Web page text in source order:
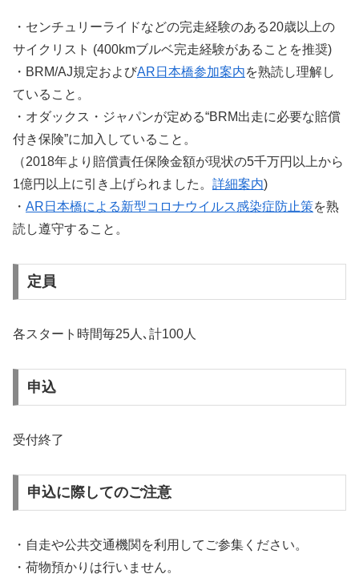
・センチュリーライドなどの完走経験のある20歳以上の
サイクリスト (400kmブルベ完走経験があることを推奨)
・BRM/AJ規定およびAR日本橋参加案内を熟読し理解し
ていること。
・オダックス・ジャパンが定める“BRM出走に必要な賠償
付き保険”に加入していること。
（2018年より賠償責任保険金額が現状の5千万円以上から
1億円以上に引き上げられました。 詳細案内)
・ AR日本橋による新型コロナウイルス感染症防止策を熟
読し遵守すること。
定員
各スタート時間毎25人､計100人
申込
受付終了
申込に際してのご注意
・自走や公共交通機関を利用してご参集ください。
・荷物預かりは行いません。